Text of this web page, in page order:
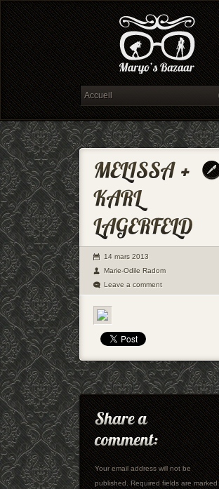
14 mars 2013
Marie-Odile Radom
Leave a comment
Your email address will not be
published. Required fields are marked